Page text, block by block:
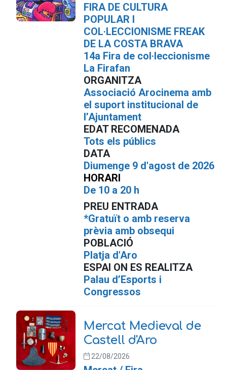
FIRA DE CULTURA
POPULAR I
COL·LECCIONISME FREAK
DE LA COSTA BRAVA
14a Fira de col·leccionisme
La Firafan
ORGANITZA
Associació Arocinema amb
el suport institucional de
l’Ajuntament
EDAT RECOMENADA
Tots els públics
DATA
Diumenge 9 d'agost de 2026
HORARI
De 10 a 20 h
PREU ENTRADA
*Gratuït o amb reserva
prèvia amb obsequi
POBLACIÓ
Platja d'Aro
ESPAI ON ES REALITZA
Palau d’Esports i
Congressos
Mercat Medieval de
Castell d'Aro
22/08/2026